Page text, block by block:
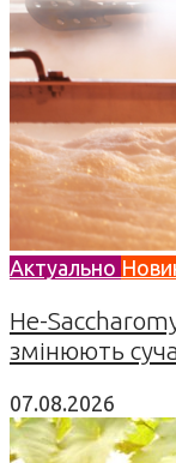
Актуально
Не-
змінюють
07.08.2026